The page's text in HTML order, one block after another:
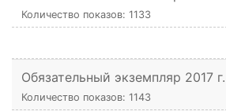
Количество показов: 1133
Обязательный экземпляр 2017 г.
Количество показов: 1143